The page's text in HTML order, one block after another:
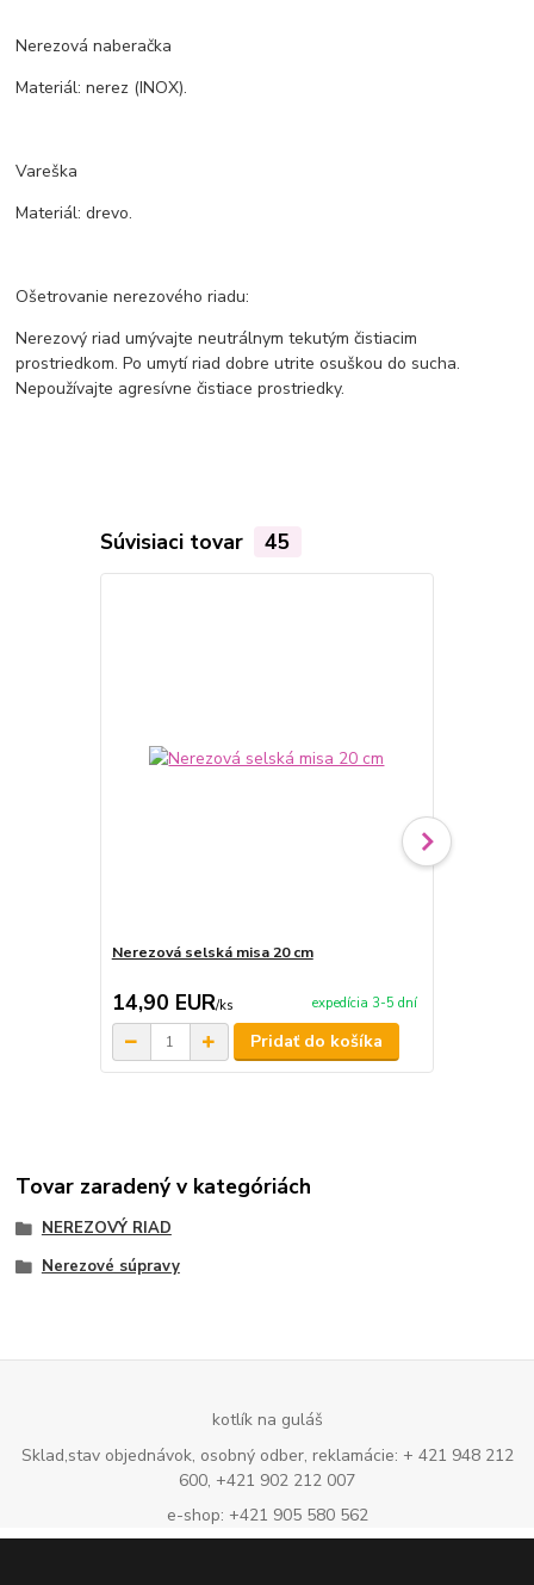
Nerezová naberačka
Materiál: nerez (INOX).
Vareška
Materiál: drevo.
Ošetrovanie nerezového riadu:
Nerezový riad umývajte neutrálnym tekutým čistiacim
prostriedkom. Po umytí riad dobre utrite osuškou do sucha.
Nepoužívajte agresívne čistiace prostriedky.
Súvisiaci tovar 45
Nerezová selská misa 20 cm
14,90 EUR/ks expedícia 3-5 dní
Pridať do košíka
Tovar zaradený v kategóriách
NEREZOVÝ RIAD
Nerezové súpravy
kotlík na guláš
Sklad,stav objednávok, osobný odber, reklamácie: + 421 948 212
600, +421 902 212 007
e-shop: +421 905 580 562